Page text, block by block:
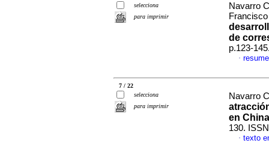
selecciona
para imprimir
Navarro
de
p.123-
·
7 / 22
selecciona
para imprimir
Navarro
en China
130.
· texto